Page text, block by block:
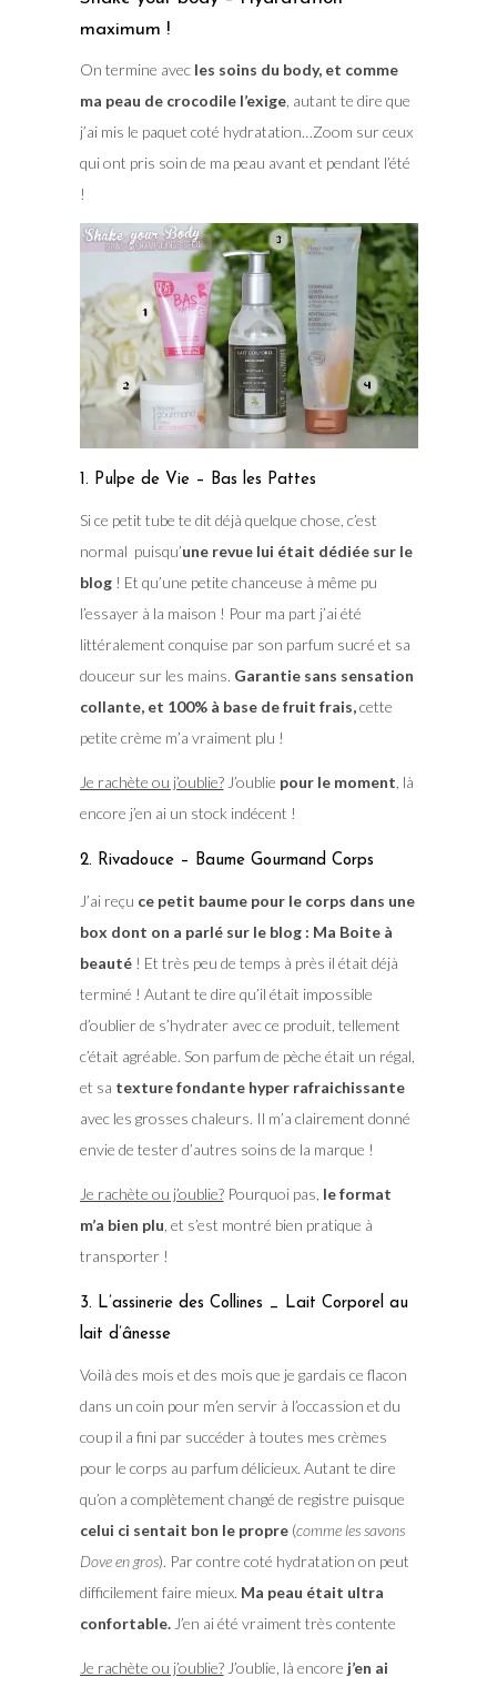
maximum !
On termine avec les soins du body, et comme
ma peau de crocodile l’exige, autant te dire que
j’ai mis le paquet coté hydratation…Zoom sur ceux
qui ont pris soin de ma peau avant et pendant l’été
!
1. Pulpe de Vie – Bas les Pattes
Si ce petit tube te dit déjà quelque chose, c’est
normal puisqu’une revue lui était dédiée sur le
blog! Et qu’une petite chanceuse à même pu
l’essayer à la maison ! Pour ma part j’ai été
littéralement conquise par son parfum sucré et sa
douceur sur les mains. Garantie sans sensation
collante, et 100% à base de fruit frais,cette
petite crème m’a vraiment plu !
Je rachète ou j’oublie?J’oublie pour le moment , là
encore j’en ai un stock indécent !
2. Rivadouce – Baume Gourmand Corps
J’ai reçu ce petit baume pour le corps dans une
box dont on a parlé sur le blog : Ma Boite à
beauté! Et très peu de temps à près il était déjà
terminé ! Autant te dire qu’il était impossible
d’oublier de s’hydrater avec ce produit, tellement
c’était agréable. Son parfum de pèche était un régal,
et sa texture fondante hyper rafraichissante
avec les grosses chaleurs. Il m’a clairement donné
envie de tester d’autres soins de la marque !
Je rachète ou j’oublie?Pourquoi pas, le format
m’a bien plu , et s’est montré bien pratique à
transporter !
3. L’assinerie des Collines _ Lait Corporel au
lait d’ânesse
Voilà des mois et des mois que je gardais ce flacon
dans un coin pour m’en servir à l’occassion et du
coup il a fini par succéder à toutes mes crèmes
pour le corps au parfum délicieux. Autant te dire
qu’on a complètement changé de registre puisque
celui ci sentait bon le propre(comme les savons
Dove en gros). Par contre coté hydratation on peut
difficilement faire mieux. Ma peau était ultra
confortable.J’en ai été vraiment très contente
Je rachète ou j’oublie?J’oublie, là encore j’en ai